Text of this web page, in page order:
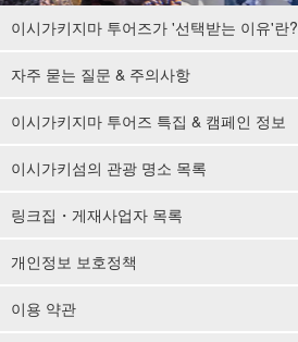
이시가키지마 투어즈가 '선택받는 이유'란?
자주 묻는 질문 & 주의사항
이시가키지마 투어즈 특집 & 캠페인 정보
이시가키섬의 관광 명소 목록
링크집・게재사업자 목록
개인정보 보호정책
이용 약관